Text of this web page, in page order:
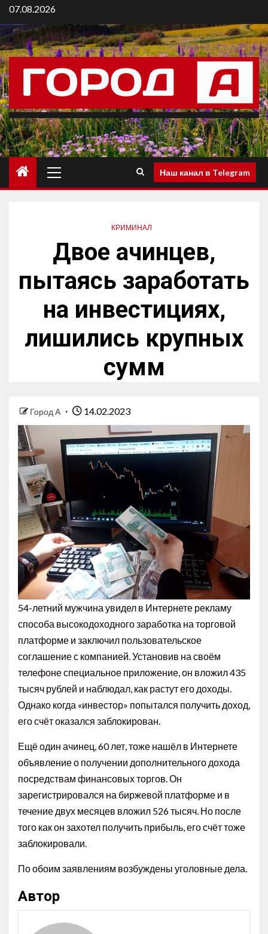
07.08.2026
Наш канал в Telegram
КРИМИНАЛ
Двое ачинцев,
пытаясь заработать
на инвестициях,
лишились крупных
сумм
Город А 14.02.2023
54-летний мужчина увидел в Интернете рекламу
способа высокодоходного заработка на торговой
платформе и заключил пользовательское
соглашение с компанией. Установив на своём
телефоне специальное приложение, он вложил 435
тысяч рублей и наблюдал, как растут его доходы.
Однако когда «инвестор» попытался получить доход,
его счёт оказался заблокирован.
Ещё один ачинец, 60 лет, тоже нашёл в Интернете
объявление о получении дополнительного дохода
посредствам финансовых торгов. Он
зарегистрировался на биржевой платформе и в
течение двух месяцев вложил 526 тысяч. Но после
того как он захотел получить прибыль, его счёт тоже
заблокировали.
По обоим заявлениям возбуждены уголовные дела.
Автор